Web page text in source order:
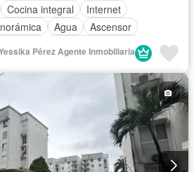
Cocina integral
Internet
Agua
Ascensor
Pérez Agente Inmobiliaria